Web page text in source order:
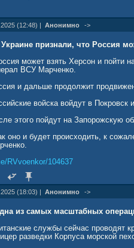
(12:48) | Анонимно ->
Украине признали, что Россия
может взять Херсон и пойти
ВСУ Марченко.
и дальше продолжит
войска войдут в
этого пойдут на Запорожскую
оно и будет происходить, к
RVvoenkor/104637
(18:03) | Анонимно ->
из самых масштабных
службы сейчас проводят
разведки Корпуса морской